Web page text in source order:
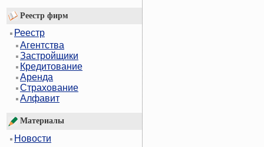
Реестр фирм
Реестр
Агентства
Застройщики
Кредитование
Аренда
Страхование
Алфавит
Материалы
Новости